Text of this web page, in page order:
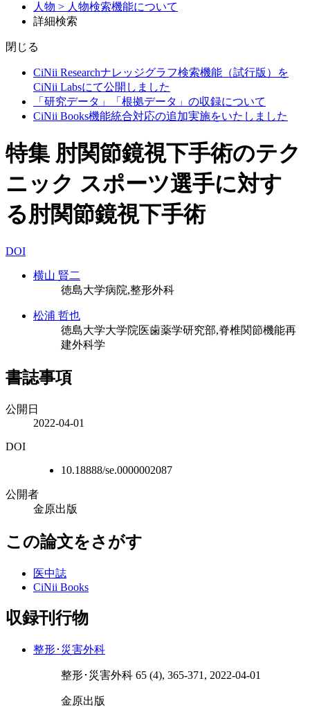
人物 > 人物検索機能について
詳細検索
閉じる
CiNii Researchナレッジグラフ検索機能（試行版）を
CiNii Labsにて公開しました
「研究データ」「根拠データ」の収録について
CiNii Books機能統合対応の追加実施をいたしました
特集 肘関節鏡視下手術のテク
ニック スポーツ選手に対す
る肘関節鏡視下手術
DOI
横山 賢二
徳島大学病院,整形外科
松浦 哲也
徳島大学大学院医歯薬学研究部,脊椎関節機能再
建外科学
書誌事項
公開日
2022-04-01
DOI
10.18888/se.0000002087
公開者
金原出版
この論文をさがす
医中誌
CiNii Books
収録刊行物
整形･災害外科
整形･災害外科 65 (4), 365-371, 2022-04-01
金原出版